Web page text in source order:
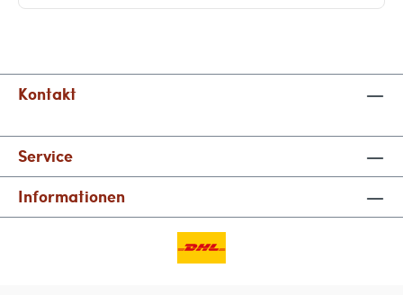
Kontakt
Service
Informationen